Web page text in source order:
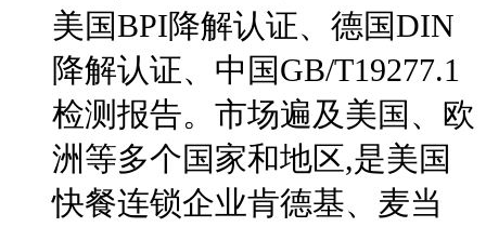
美国BPI降解认证、德国DIN
降解认证、中国GB/T19277.1
检测报告。市场遍及美国、欧
洲等多个国家和地区,是美国
快餐连锁企业肯德基、麦当